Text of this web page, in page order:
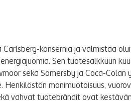
konsernia ja valmistaa
Sen tuotesalkkuun
sekä Somersby ja Coca-Colan
Henkilöstön monimuotoisuus,
vahvat tuotebrändit ovat